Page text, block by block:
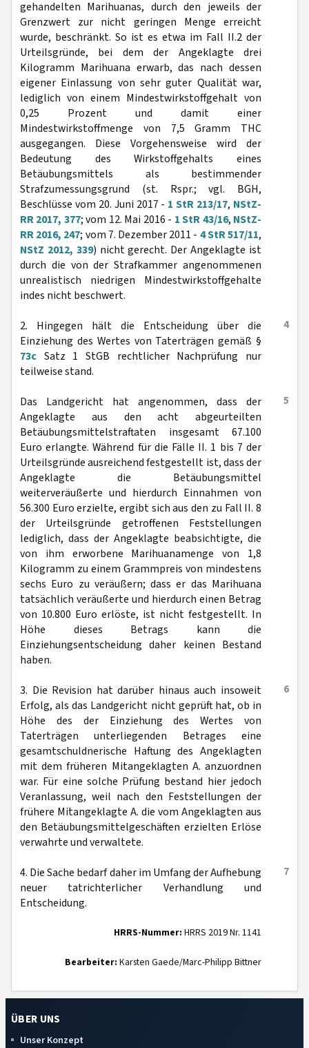
gehandelten Marihuanas, durch den jeweils der
Grenzwert zur nicht geringen Menge erreicht
wurde, beschränkt. So ist es etwa im Fall II.2 der
Urteilsgründe, bei dem der Angeklagte drei
Kilogramm Marihuana erwarb, das nach dessen
eigener Einlassung von sehr guter Qualität war,
lediglich von einem Mindestwirkstoffgehalt von
0,25 Prozent und damit einer
Mindestwirkstoffmenge von 7,5 Gramm THC
ausgegangen. Diese Vorgehensweise wird der
Bedeutung des Wirkstoffgehalts eines
Betäubungsmittels als bestimmender
Strafzumessungsgrund (st. Rspr.; vgl. BGH,
Beschlüsse vom 20. Juni 2017 - 1 StR 213/17, NStZ-
RR 2017, 377; vom 12. Mai 2016 - 1 StR 43/16, NStZ-
RR 2016, 247; vom 7. Dezember 2011 - 4 StR 517/11,
NStZ 2012, 339) nicht gerecht. Der Angeklagte ist
durch die von der Strafkammer angenommenen
unrealistisch niedrigen Mindestwirkstoffgehalte
indes nicht beschwert.
4
2. Hingegen hält die Entscheidung über die
Einziehung des Wertes von Taterträgen gemäß §
73c Satz 1 StGB rechtlicher Nachprüfung nur
teilweise stand.
5
Das Landgericht hat angenommen, dass der
Angeklagte aus den acht abgeurteilten
Betäubungsmittelstraftaten insgesamt 67.100
Euro erlangte. Während für die Fälle II. 1 bis 7 der
Urteilsgründe ausreichend festgestellt ist, dass der
Angeklagte die Betäubungsmittel
weiterveräußerte und hierdurch Einnahmen von
56.300 Euro erzielte, ergibt sich aus den zu Fall II. 8
der Urteilsgründe getroffenen Feststellungen
lediglich, dass der Angeklagte beabsichtigte, die
von ihm erworbene Marihuanamenge von 1,8
Kilogramm zu einem Grammpreis von mindestens
sechs Euro zu veräußern; dass er das Marihuana
tatsächlich veräußerte und hierdurch einen Betrag
von 10.800 Euro erlöste, ist nicht festgestellt. In
Höhe dieses Betrags kann die
Einziehungsentscheidung daher keinen Bestand
haben.
6
3. Die Revision hat darüber hinaus auch insoweit
Erfolg, als das Landgericht nicht geprüft hat, ob in
Höhe des der Einziehung des Wertes von
Taterträgen unterliegenden Betrages eine
gesamtschuldnerische Haftung des Angeklagten
mit dem früheren Mitangeklagten A. anzuordnen
war. Für eine solche Prüfung bestand hier jedoch
Veranlassung, weil nach den Feststellungen der
frühere Mitangeklagte A. die vom Angeklagten aus
den Betäubungsmittelgeschäften erzielten Erlöse
verwahrte und verwaltete.
7
4. Die Sache bedarf daher im Umfang der Aufhebung
neuer tatrichterlicher Verhandlung und
Entscheidung.
HRRS-Nummer: HRRS 2019 Nr. 1141
Bearbeiter: Karsten Gaede/Marc-Philipp Bittner
ÜBER UNS
Unser Konzept